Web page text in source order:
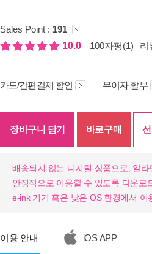
Sales Point : 191
10.0
100자평(1) 리
카드/간편결제 할인 무이자 할부
장바구니 담기 바로구매
배송되지 않는 디지털 상품으로, 알라
안정적으로 이용할 수 있도록 다운로
e-ink 기기 혹은 낮은 OS 환경에서 이
이용 안내 iOS APP